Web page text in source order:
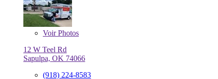
VoirPhotos
12 W Teel Rd
Sapulpa, OK 74066
(918) 224-8583